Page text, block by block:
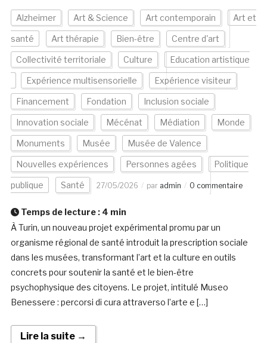
Alzheimer Art & Science Art contemporain Art et
santé Art thérapie Bien-être Centre d'art
Collectivité territoriale Culture Education artistique
Expérience multisensorielle Expérience visiteur
Financement Fondation Inclusion sociale
Innovation sociale Mécénat Médiation Monde
Monuments Musée Musée de Valence
Nouvelles expériences Personnes agées Politique
publique Santé 27/05/2026 par admin 0 commentaire
Temps de lecture : 4 min
À Turin, un nouveau projet expérimental promu par un
organisme régional de santé introduit la prescription sociale
dans les musées, transformant l’art et la culture en outils
concrets pour soutenir la santé et le bien-être
psychophysique des citoyens. Le projet, intitulé Museo
Benessere : percorsi di cura attraverso l’arte e […]
Lire la suite →